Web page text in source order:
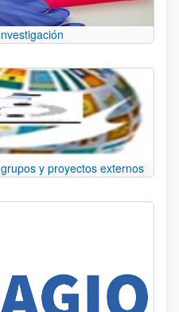
y proyectos externos